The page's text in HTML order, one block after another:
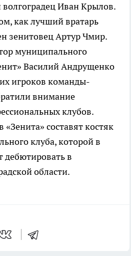
Иван Крылов.
как лучший вратарь
зенитовец Артур Чмир.
муниципального
Василий Андрущенко
игроков команды-
внимание
клубов.
«Зенита» составят костяк
клуба, которой в
дебютировать в
области.